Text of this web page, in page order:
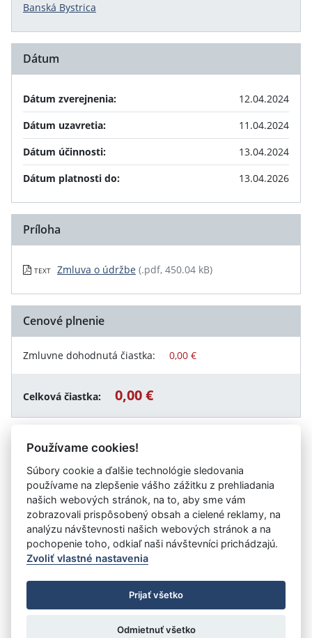
Banská Bystrica
Dátum
Dátum zverejnenia:
12.04.2024
Dátum uzavretia:
11.04.2024
Dátum účinnosti:
13.04.2024
Dátum platnosti do:
13.04.2026
Príloha
TEXT Zmluva o údržbe (.pdf, 450.04 kB)
Cenové plnenie
Zmluvne dohodnutá čiastka: 0,00 €
Celková čiastka: 0,00 €
Vystavil:Fakultná nemocnica s poliklinikou F. D.
Roosevelta Banská Bystrica
Úrad vlády SR
- Všetky práva vyhradené
Prehlásenie o prístupnosti
Zmluvy do 31.12.2010
Nastavenia cookies
Používame cookies!
Súbory cookie a ďalšie technológie sledovania
používame na zlepšenie vášho zážitku z prehliadania
našich webových stránok, na to, aby sme vám
zobrazovali prispôsobený obsah a cielené reklamy, na
analýzu návštevnosti našich webových stránok a na
pochopenie toho, odkiaľ naši návštevníci prichádzajú.
Zvoliť vlastné nastavenia
Prijať všetko
Odmietnuť všetko